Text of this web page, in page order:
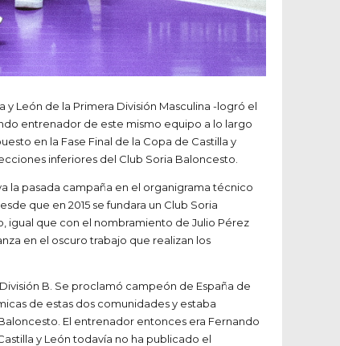
León de la Primera División Masculina -logró el
entrenador de este mismo equipo a lo largo
en la Fase Final de la Copa de Castilla y
inferiores del Club Soria Baloncesto.
la pasada campaña en el organigrama técnico
que en 2015 se fundara un Club Soria
igual que con el nombramiento de Julio Pérez
en el oscuro trabajo que realizan los
B. Se proclamó campeón de España de
de estas dos comunidades y estaba
El entrenador entonces era Fernando
y León todavía no ha publicado el